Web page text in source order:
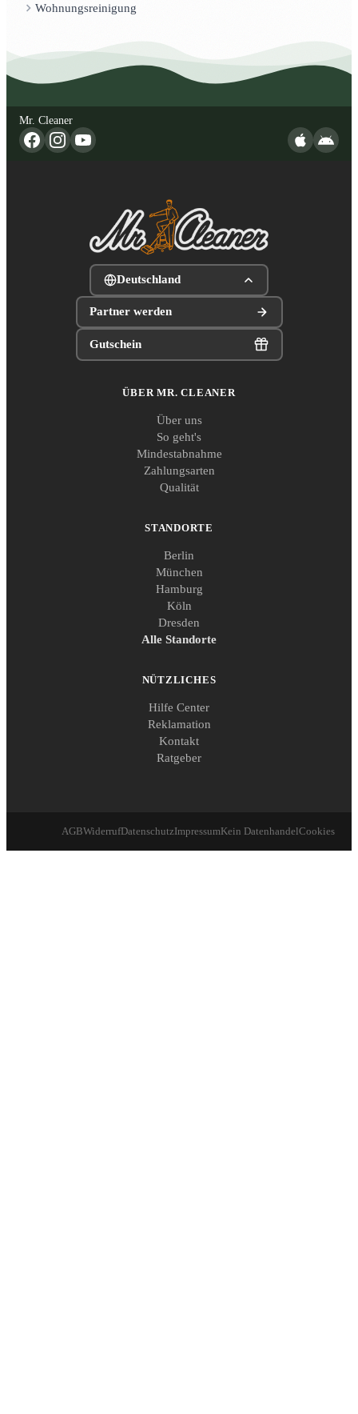
Wohnungsreinigung
Mr. Cleaner
Deutschland
Partner werden
Gutschein
ÜBER MR. CLEANER
Über uns
So geht's
Mindestabnahme
Zahlungsarten
Qualität
STANDORTE
Berlin
München
Hamburg
Köln
Dresden
Alle Standorte
NÜTZLICHES
Hilfe Center
Reklamation
Kontakt
Ratgeber
AGBWiderrufDatenschutzImpressumKein DatenhandelCookies